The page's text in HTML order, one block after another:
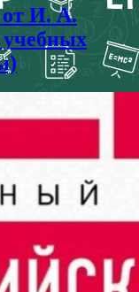
от И. А.
учебных